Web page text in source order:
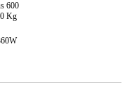
600
Kg